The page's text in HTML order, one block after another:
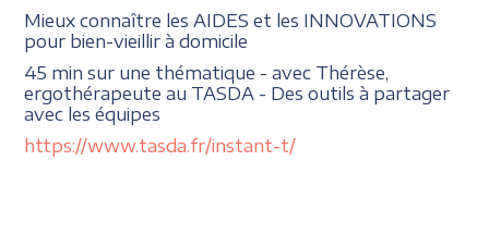
Mieux connaître les AIDES et les INNOVATIONS
pour bien-vieillir à domicile
45 min sur une thématique - avec Thérèse,
ergothérapeute au TASDA - Des outils à partager
avec les équipes
https://www.tasda.fr/instant-t/